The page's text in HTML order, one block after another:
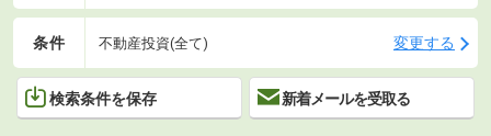
条件 不動産投資(全て) 変更する
検索条件を保存 新着メールを受取る